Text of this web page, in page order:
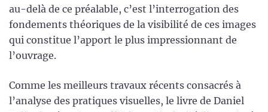
au-delà de ce préalable, c’est l’interrogation des
fondements théoriques de la visibilité de ces images
qui constitue l’apport le plus impressionnant de
l’ouvrage.
Comme les meilleurs travaux récents consacrés à
l’analyse des pratiques visuelles, le livre de Daniel